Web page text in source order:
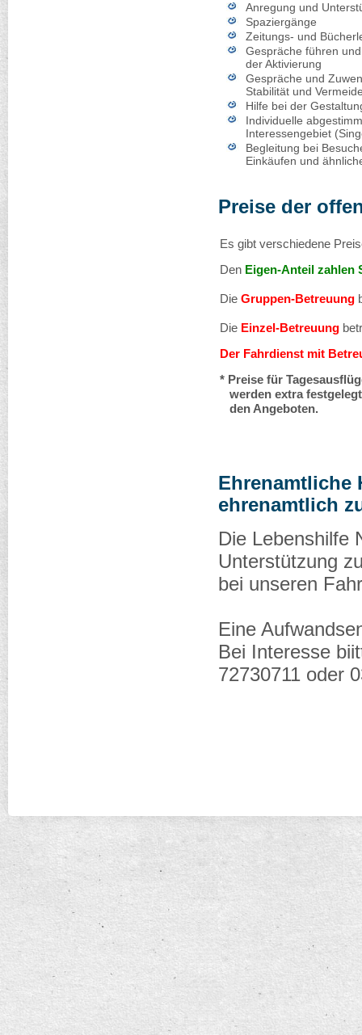
Anregung und
Spaziergänge
Zeitungs- und
Gespräche führen
der Aktivierung
Gespräche und
Stabilität und
Hilfe bei der
Individuelle
Interessengebiet
Begleitung bei
Einkäufen und
Preise der
Es gibt verschiedene
Den Eigen-Anteil zahlen
Die Gruppen-Betreuung
Die Einzel-Betreuung
Der Fahrdienst mit
* Preise für
werden extra
den Angeboten.
ehrenamtlich
Die Lebenshilfe
Unterstützung
bei unseren
Eine
Bei Interesse
72730711 oder